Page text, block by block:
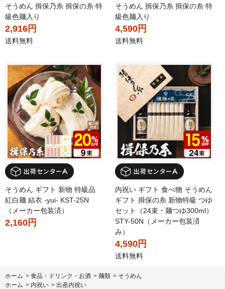
そうめん 揖保乃糸 揖保の糸 特
級色麺入り
2,916円
送料無料
そうめん 揖保乃糸 揖保の糸 特
級色麺入り
4,590円
送料無料
そうめん ギフト 新物 特級品
紅白麺 結衣 -yui- KST-25N
（メーカー包装済）
2,160円
内祝い ギフト 食べ物 そうめん
ギフト 揖保の糸 新物特級 つゆ
セット（24束・麺つゆ300ml）
STY-50N（メーカー包装済
み）
4,590円
送料無料
ホーム > 食品・ドリンク・お酒 > 麺類 > そうめん
ホーム > 内祝い > 出産内祝い